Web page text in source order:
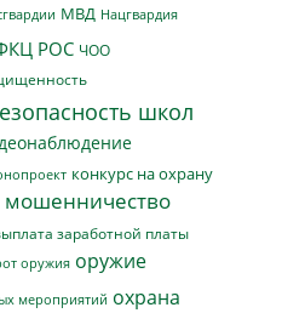
МВД Нацгвардия
РОС ЧОО
школ
конкурс на охрану
мошенничество
заработной платы
оружия оружие
мероприятий охрана